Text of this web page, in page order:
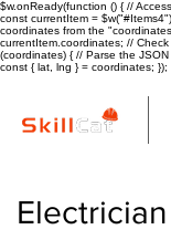
$w.onReady(function () { //
const currentItem =
coordinates from the
currentItem.coordinates; //
(coordinates) { // Parse the
const { lat, lng } = coordinates; });